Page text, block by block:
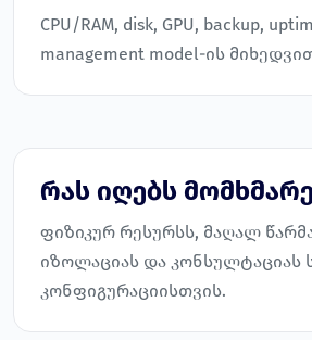
CPU/RAM, disk, GPU, backup,
management model-ის
რას იღებს
ფიზიკურ რესურსს, მაღალ
იზოლაციას და კონსულტაციას
კონფიგურაციისთვის.